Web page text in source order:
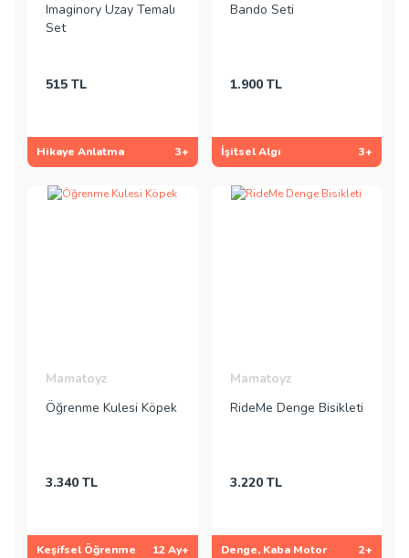
Imaginory Uzay Temalı
Set
515 TL
Hikaye Anlatma 3+
Bando Seti
1.900 TL
İşitsel Algı 3+
Mamatoyz
Öğrenme Kulesi Köpek
3.340 TL
Keşifsel Öğrenme 12 Ay+
Mamatoyz
RideMe Denge Bisikleti
3.220 TL
Denge, Kaba Motor 2+